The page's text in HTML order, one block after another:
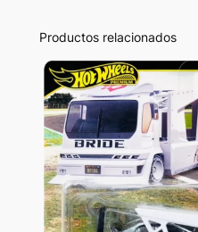
Productos relacionados